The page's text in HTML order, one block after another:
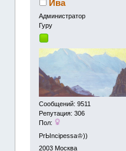
Ива
Администрaтор
Гуру
Сообщений: 9511
Репутация: 306
Пол:
PrЫncipessa♔))
2003 Москва